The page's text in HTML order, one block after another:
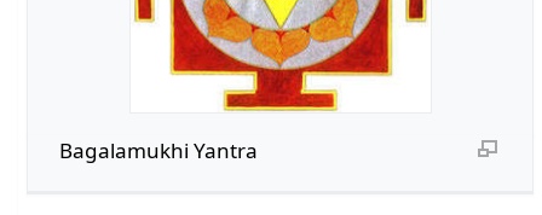
Bagalamukhi Yantra